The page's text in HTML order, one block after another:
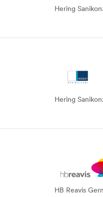
Hering
Hering
HB Reavis